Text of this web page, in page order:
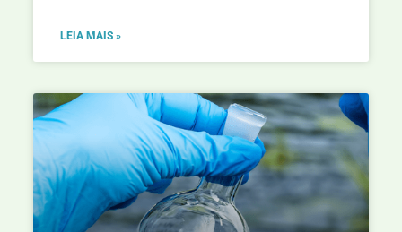
LEIA MAIS »